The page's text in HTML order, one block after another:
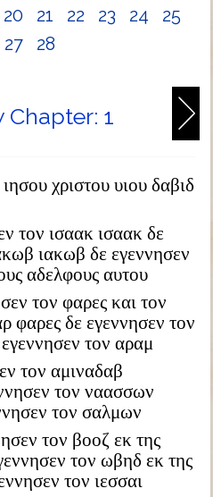
20 21 22 23 24
25
27 28
Chapter: 1
χριστου υιου δαβιδ
τον ισαακ ισαακ δε
ιακωβ δε εγεννησεν
αδελφους αυτου
τον φαρες και τον
φαρες δε εγεννησεν τον
τον αραμ
τον αμιναδαβ
τον ναασσων
τον σαλμων
τον βοοζ εκ της
τον ωβηδ εκ της
τον ιεσσαι